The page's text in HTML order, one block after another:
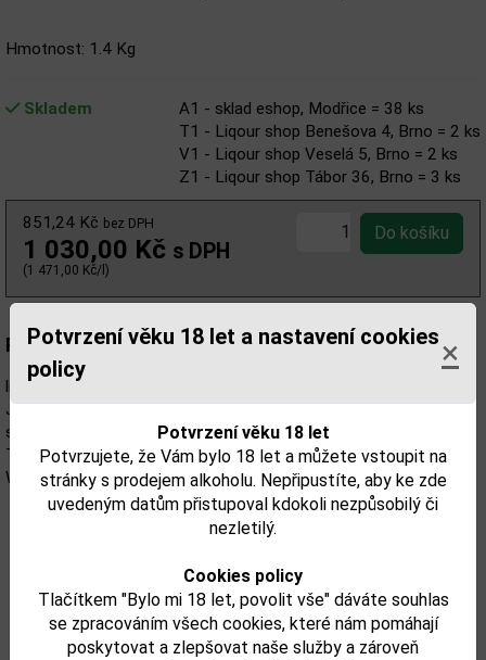
Potvrzení věku 18 let a nastavení cookies
policy
×
Potvrzení věku 18 let
Potvrzujete, že Vám bylo 18 let a můžete vstoupit na
stránky s prodejem alkoholu. Nepřipustíte, aby ke zde
uvedeným datům přistupoval kdokoli nezpůsobilý či
nezletilý.
Cookies policy
Tlačítkem "Bylo mi 18 let, povolit vše" dáváte souhlas
se zpracováním všech cookies, které nám pomáhají
poskytovat a zlepšovat naše služby a zároveň
Hmotnost: 1.4 Kg
Skladem
A1 - sklad eshop, Modřice = 38 ks
T1 - Liqour shop Benešova 4, Brno = 2 ks
V1 - Liqour shop Veselá 5, Brno = 2 ks
Z1 - Liqour shop Tábor 36, Brno = 3 ks
851,24 Kč bez DPH
1 030,00 Kč s DPH
(1 471,00 Kč/l)
Popis:
limitovaná edice skotské whisky proslulé a nejoblíbenější značky
Johnnie Walker. Ta se spojila s tvůrci celosvětově úspěšného
seriálu Game of Thrones (známé také pod českým názvem Hry o
Trůny), jež vysílá stanice HBO a výsledkem je blenden whisky
White Walker by Johnnie Walker.